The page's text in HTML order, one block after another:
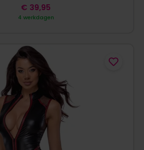
4 werkdagen
€ 39,95